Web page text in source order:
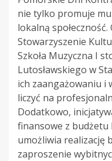
nie tylko promuje
lokalną
Stowarzyszenie
Szkoła Muzyczna I
Lutosławskiego w
ich zaangażowaniu i
liczyć na
Dodatkowo,
finansowe z
umożliwia realizację
zaproszenie